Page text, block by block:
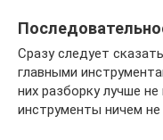
Сразу следует
главными
них разборку лучше
инструменты ничем не